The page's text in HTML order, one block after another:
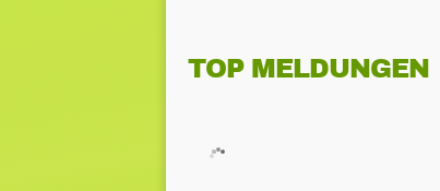
TOP MELDUNGEN